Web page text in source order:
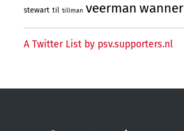
stewart til tillman veerman wanner
A Twitter List by psv.supporters.nl